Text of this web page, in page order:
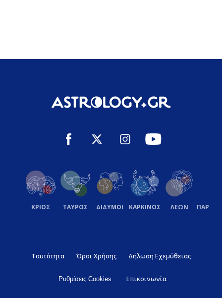
ΚΡΙΟΣ ΤΑΥΡΟΣ ΔΙΔΥΜΟΙ ΚΑΡΚΙΝΟΣ ΛΕΩΝ
Ταυτότητα Όροι Χρήσης Δήλωση Εχεμύθειας
Ρυθμίσεις Cookies Επικοινωνία